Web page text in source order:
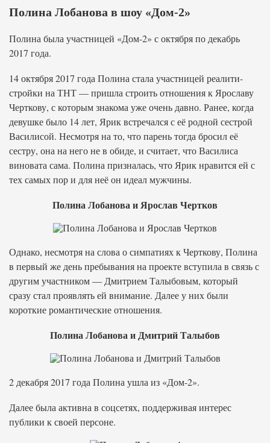
Полина Лобанова в шоу «Дом-2»
Полина была участницей «Дом-2» с октября по декабрь
2017 года.
14 октября 2017 года Полина стала участницей реалити-
стройки на ТНТ — пришла строить отношения к Ярославу
Черткову, с которым знакома уже очень давно. Ранее, когда
девушке было 14 лет, Ярик встречался с её родной сестрой
Василисой. Несмотря на то, что парень тогда бросил её
сестру, она на него не в обиде, и считает, что Василиса
виновата сама. Полина призналась, что Ярик нравится ей с
тех самых пор и для неё он идеал мужчины.
Полина Лобанова и Ярослав Чертков
Однако, несмотря на слова о симпатиях к Черткову, Полина
в первый же день пребывания на проекте вступила в связь с
другим участником — Дмитрием Талыбовым, который
сразу стал проявлять ей внимание. Далее у них были
короткие романтические отношения.
Полина Лобанова и Дмитрий Талыбов
2 декабря 2017 года Полина ушла из «Дом-2».
Далее была активна в соцсетях, поддерживая интерес
публики к своей персоне.